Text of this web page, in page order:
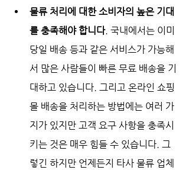
물류 처리에 대한 소비자의 높은 기대
를 충족해야 합니다. 국내에서는 이미
당일 배송 등과 같은 서비스가 가능해
서 많은 사람들이 빠른 무료 배송을 기
대하고 있습니다. 그리고 온라인 쇼핑
몰 배송을 처리하는 방법에는 여러 가
지가 있지만 고객 요구 사항을 충족시
키는 것은 매우 힘들 수 있습니다. 그
렇긴 하지만 언제든지 타사 물류 업체